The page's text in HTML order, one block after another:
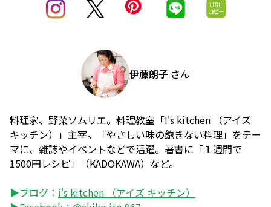
伊藤朗子 さん
料理家、野菜ソムリエ。料理教室「I's kitchen （アイズ
キッチン）」主宰。「やさしい味の飽きない料理」をテー
マに、雑誌やイベントなどで活躍。著書に「１週間で
1500円レシピ」（KADOKAWA）など。
▶ブログ： i's kitchen （アイズ キッチン）